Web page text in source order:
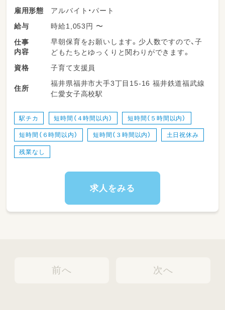
雇用形態
アルバイト・パート
給与
時給1,053円 〜
仕事
内容
早朝保育をお願いします。少人数ですので、子
どもたちとゆっくりと関わりができます。
資格
子育て支援員
住所
福井県福井市大手3丁目15-16 福井鉄道福武線
仁愛女子高校駅
駅チカ 短時間（４時間以内） 短時間（５時間以内）
短時間（６時間以内） 短時間（３時間以内） 土日祝休み
残業なし
求人をみる
前へ 次へ